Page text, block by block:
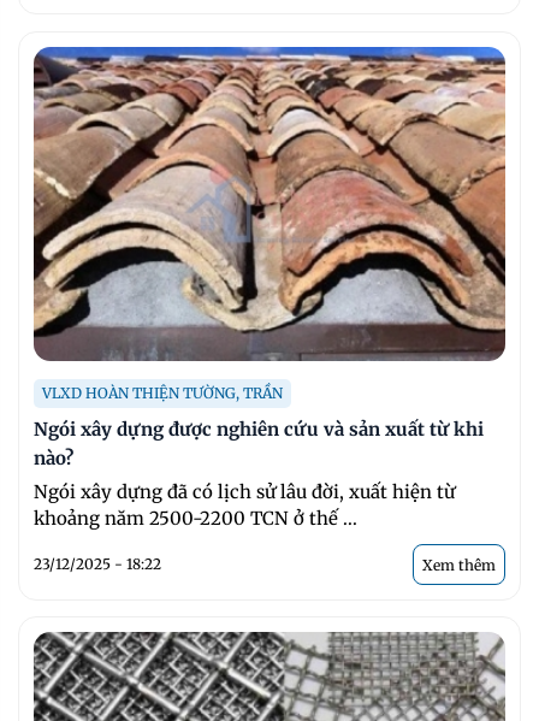
VLXD HOÀN THIỆN TƯỜNG, TRẦN
Ngói xây dựng được nghiên cứu và sản xuất từ khi
nào?
Ngói xây dựng đã có lịch sử lâu đời, xuất hiện từ
khoảng năm 2500-2200 TCN ở thế ...
23/12/2025 - 18:22 Xem thêm